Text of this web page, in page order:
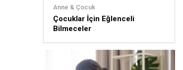
Anne & Çocuk
Çocuklar İçin Eğlenceli
Bilmeceler